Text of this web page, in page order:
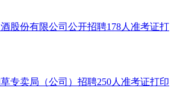
股份有限公司公开招聘178人准考证打
专卖局（公司）招聘250人准考证打印